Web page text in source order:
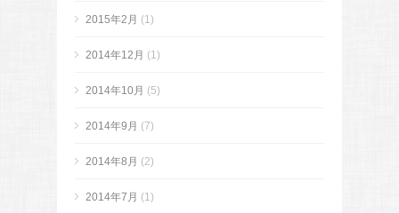
2015年2月 (1)
2014年12月 (1)
2014年10月 (5)
2014年9月 (7)
2014年8月 (2)
2014年7月 (1)